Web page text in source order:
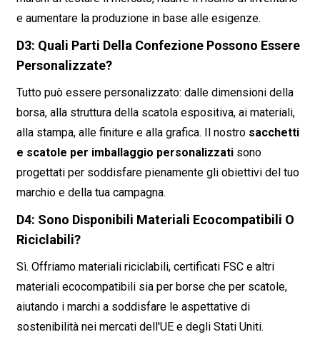
e aumentare la produzione in base alle esigenze.
D3: Quali Parti Della Confezione Possono Essere
Personalizzate?
Tutto può essere personalizzato: dalle dimensioni della
borsa, alla struttura della scatola espositiva, ai materiali,
alla stampa, alle finiture e alla grafica. Il nostro sacchetti
e scatole per imballaggio personalizzatisono
progettati per soddisfare pienamente gli obiettivi del tuo
marchio e della tua campagna.
D4: Sono Disponibili Materiali Ecocompatibili O
Riciclabili?
Sì. Offriamo materiali riciclabili, certificati FSC e altri
materiali ecocompatibili sia per borse che per scatole,
aiutando i marchi a soddisfare le aspettative di
sostenibilità nei mercati dell'UE e degli Stati Uniti.